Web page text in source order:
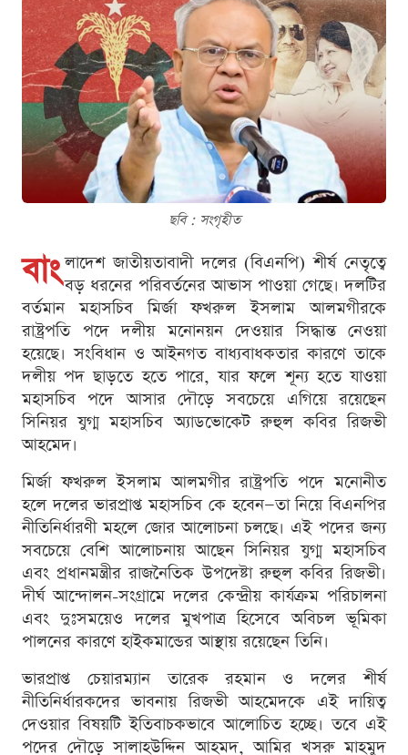
ছবি : সংগৃহীত
বাং লাদেশ জাতীয়তাবাদী দলের (বিএনপি) শীর্ষ নেতৃত্বে
বড় ধরনের পরিবর্তনের আভাস পাওয়া গেছে। দলটির
বর্তমান মহাসচিব মির্জা ফখরুল ইসলাম আলমগীরকে
রাষ্ট্রপতি পদে দলীয় মনোনয়ন দেওয়ার সিদ্ধান্ত নেওয়া
হয়েছে। সংবিধান ও আইনগত বাধ্যবাধকতার কারণে তাকে
দলীয় পদ ছাড়তে হতে পারে, যার ফলে শূন্য হতে যাওয়া
মহাসচিব পদে আসার দৌড়ে সবচেয়ে এগিয়ে রয়েছেন
সিনিয়র যুগ্ম মহাসচিব অ্যাডভোকেট রুহুল কবির রিজভী
আহমেদ।
মির্জা ফখরুল ইসলাম আলমগীর রাষ্ট্রপতি পদে মনোনীত
হলে দলের ভারপ্রাপ্ত মহাসচিব কে হবেন—তা নিয়ে বিএনপির
নীতিনির্ধারণী মহলে জোর আলোচনা চলছে। এই পদের জন্য
সবচেয়ে বেশি আলোচনায় আছেন সিনিয়র যুগ্ম মহাসচিব
এবং প্রধানমন্ত্রীর রাজনৈতিক উপদেষ্টা রুহুল কবির রিজভী।
দীর্ঘ আন্দোলন-সংগ্রামে দলের কেন্দ্রীয় কার্যক্রম পরিচালনা
এবং দুঃসময়েও দলের মুখপাত্র হিসেবে অবিচল ভূমিকা
পালনের কারণে হাইকমান্ডের আস্থায় রয়েছেন তিনি।
ভারপ্রাপ্ত চেয়ারম্যান তারেক রহমান ও দলের শীর্ষ
নীতিনির্ধারকদের ভাবনায় রিজভী আহমেদকে এই দায়িত্ব
দেওয়ার বিষয়টি ইতিবাচকভাবে আলোচিত হচ্ছে। তবে এই
পদের দৌড়ে সালাহউদ্দিন আহমদ, আমির খসরু মাহমুদ